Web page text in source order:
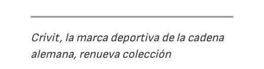
Crivit, la marca deportiva de la cadena
alemana, renueva colección